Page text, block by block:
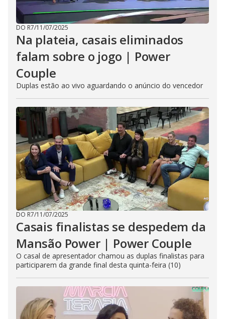
DO R7/11/07/2025
Na plateia, casais eliminados
falam sobre o jogo | Power
Couple
Duplas estão ao vivo aguardando o anúncio do vencedor
DO R7/11/07/2025
Casais finalistas se despedem da
Mansão Power | Power Couple
O casal de apresentador chamou as duplas finalistas para
participarem da grande final desta quinta-feira (10)